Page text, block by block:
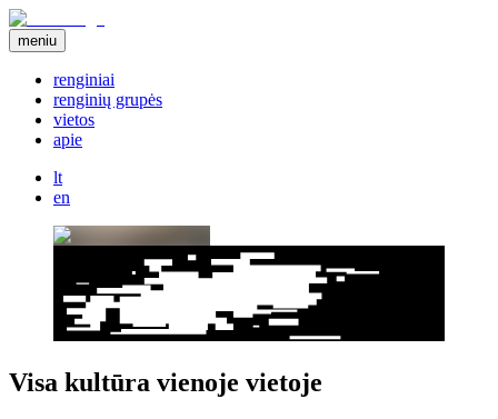
meniu
renginiai
renginių grupės
vietos
apie
lt
en
Visa kultūra vienoje vietoje